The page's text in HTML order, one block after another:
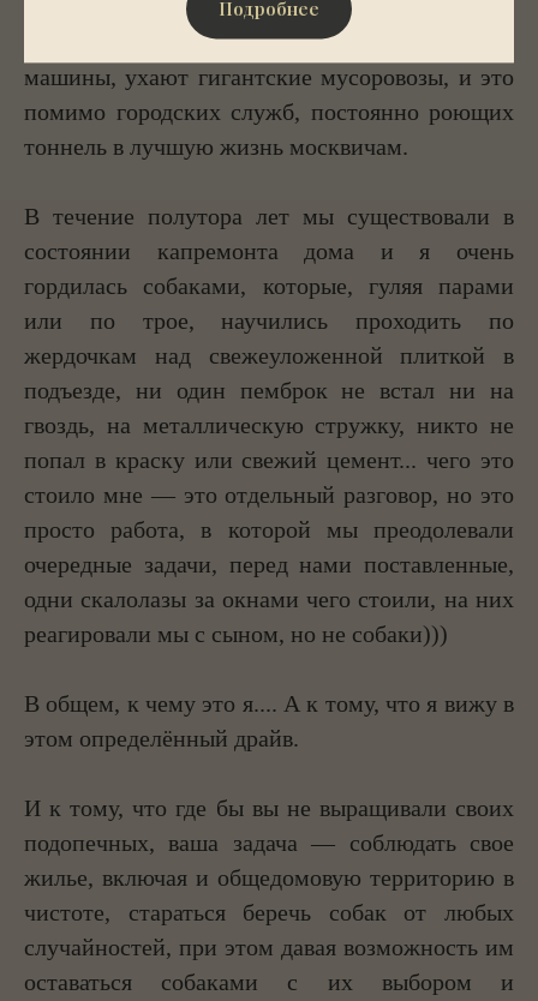
Подробнее
рокочет, дышит, стрекочет, визжит, пилы,
режущие асфальт, шуршат поливальные
машины, ухают гигантские мусоровозы, и это
помимо городских служб, постоянно роющих
тоннель в лучшую жизнь москвичам.
В течение полутора лет мы существовали в
состоянии капремонта дома и я очень
гордилась собаками, которые, гуляя парами
или по трое, научились проходить по
жердочкам над свежеуложенной плиткой в
подъезде, ни один пемброк не встал ни на
гвоздь, на металлическую стружку, никто не
попал в краску или свежий цемент... чего это
стоило мне — это отдельный разговор, но это
просто работа, в которой мы преодолевали
очередные задачи, перед нами поставленные,
одни скалолазы за окнами чего стоили, на них
реагировали мы с сыном, но не собаки)))
В общем, к чему это я.... А к тому, что я вижу в
этом определённый драйв.
И к тому, что где бы вы не выращивали своих
подопечных, ваша задача — соблюдать свое
жилье, включая и общедомовую территорию в
чистоте, стараться беречь собак от любых
случайностей, при этом давая возможность им
оставаться собаками с их выбором и